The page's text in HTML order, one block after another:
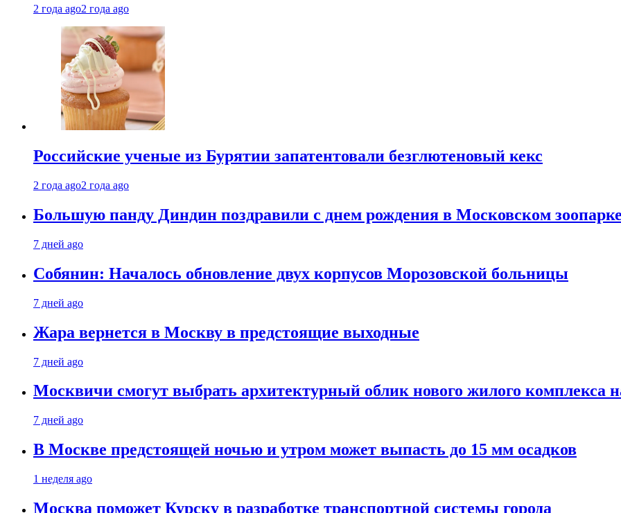
2 года ago2 года ago
Российские ученые из Бурятии запатентовали безглютеновый кекс
2 года ago2 года ago
Большую панду Диндин поздравили с днем рождения в Московском зоопарке
7 дней ago
Собянин: Началось обновление двух корпусов Морозовской больницы
7 дней ago
Жара вернется в Москву в предстоящие выходные
7 дней ago
Москвичи смогут выбрать архитектурный облик нового жилого комплекса
7 дней ago
В Москве предстоящей ночью и утром может выпасть до 15 мм осадков
1 неделя ago
Москва поможет Курску в разработке транспортной системы города